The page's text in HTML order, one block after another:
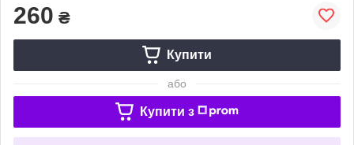
260 ₴
Купити
або
Купити з